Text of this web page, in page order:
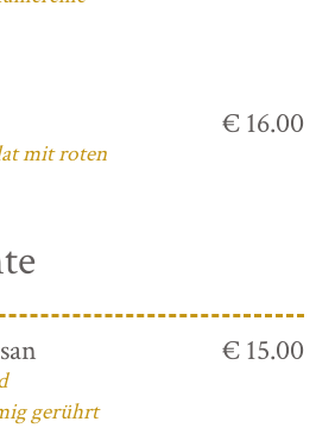
mit roten
€ 16.00
gerührt
€ 15.00